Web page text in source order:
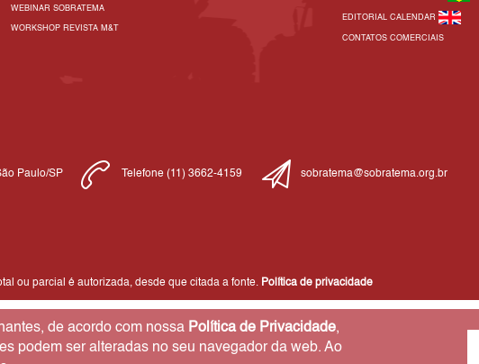
WEBINAR SOBRATEMA
WORKSHOP REVISTA M&T
EDITORIAL CALENDAR
CONTATOS COMERCIAIS
Paulo/SP Telefone (11) 3662-4159 sobratema@sobratema.org.br
ou parcial é autorizada, desde que citada a fonte. Política de privacidade
de acordo com nossa Política de Privacidade,
podem ser alteradas no seu navegador da web. Ao